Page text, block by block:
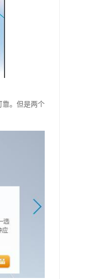
靠。但是两个